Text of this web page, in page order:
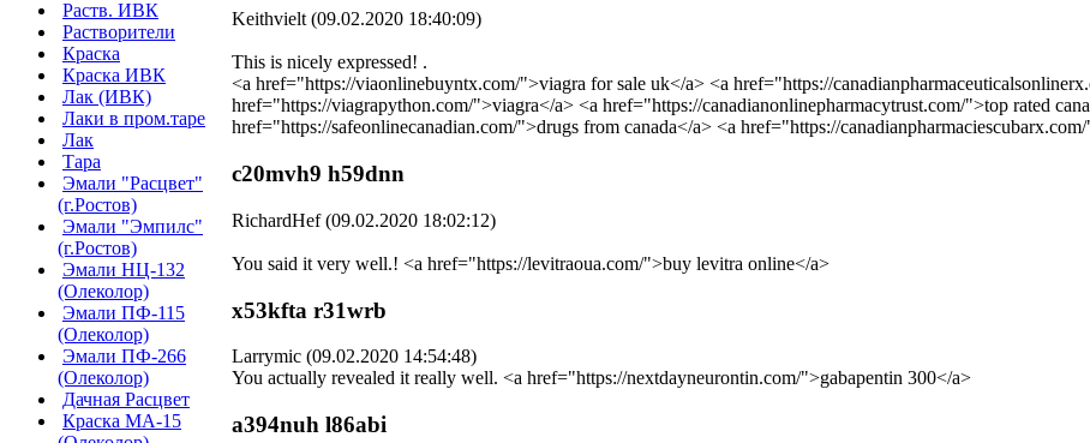
Раств. ИВК
Растворители
Краска
Краска ИВК
Лак (ИВК)
Лаки в пром.таре
Лак
Тара
Эмали "Расцвет"
(г.Ростов)
Эмали "Эмпилс"
(г.Ростов)
Эмали НЦ-132
(Олеколор)
Эмали ПФ-115
(Олеколор)
Эмали ПФ-266
(Олеколор)
Дачная Расцвет
Краска МА-15
Keithvielt (09.02.2020 18:40:09)
This is nicely expressed! .
<a href="https://viaonlinebuyntx.com/">viagra for sale uk</a> <a href="https://
href="https://viagrapython.com/">viagra</a> <a href="https://canadianonlinepharmacytrust.com/">top rated
href="https://safeonlinecanadian.com/">drugs from canada</a> <a href="https://
c20mvh9 h59dnn
RichardHef (09.02.2020 18:02:12)
You said it very well.! <a href="https://levitraoua.com/">buy levitra online</a>
x53kfta r31wrb
Larrymic (09.02.2020 14:54:48)
You actually revealed it really well. <a href="https://nextdayneurontin.com/">gabapentin 300</a>
a394nuh l86abi